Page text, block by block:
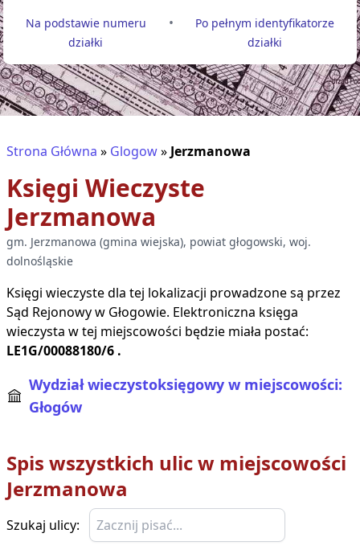
Na podstawie numeru
działki
•
Po pełnym identyfikatorze
działki
Strona Główna » Glogow» Jerzmanowa
Księgi Wieczyste
Jerzmanowa
gm. Jerzmanowa (gmina wiejska), powiat głogowski, woj.
dolnośląskie
Księgi wieczyste dla tej lokalizacji prowadzone są przez
Sąd Rejonowy w Głogowie. Elektroniczna księga
wieczysta w tej miejscowości będzie miała postać:
LE1G/00088180/6 .
Wydział wieczystoksięgowy w miejscowości:
Głogów
Spis wszystkich ulic w miejscowości
Jerzmanowa
Szukaj ulicy: